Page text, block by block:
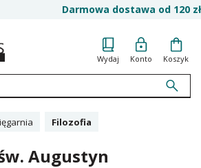
Darmowa dostawa od 120 zł
Wydaj Konto Koszyk
Filozofia
Augustyn